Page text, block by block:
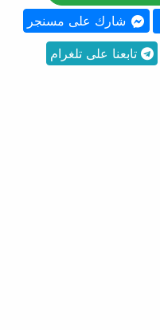
شارك على مسنجر
تابعنا على تلغرام